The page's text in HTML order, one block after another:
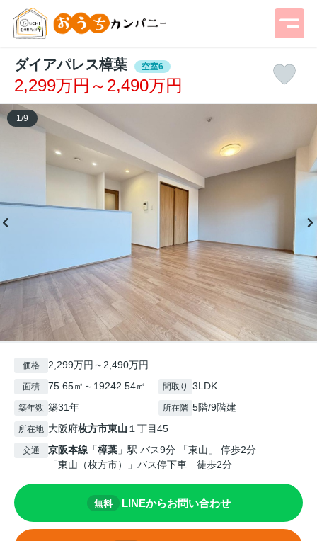
ダイアパレス樟葉 空室6
2,299万円～2,490万円
1 /9
価格 2,299万円～2,490万円
面積 75.65㎡～19242.54㎡ 間取り 3LDK
築年数 築31年 所在階 5階/9階建
所在地 大阪府枚方市東山 １丁目45
交通 京阪本線 「樟葉 」駅 バス9分 「東山」 停歩2分
「東山（枚方市）」バス停下車 徒歩2分
無料 LINEからお問い合わせ